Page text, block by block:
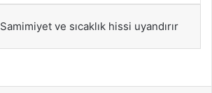
Samimiyet ve sıcaklık hissi uyandırır